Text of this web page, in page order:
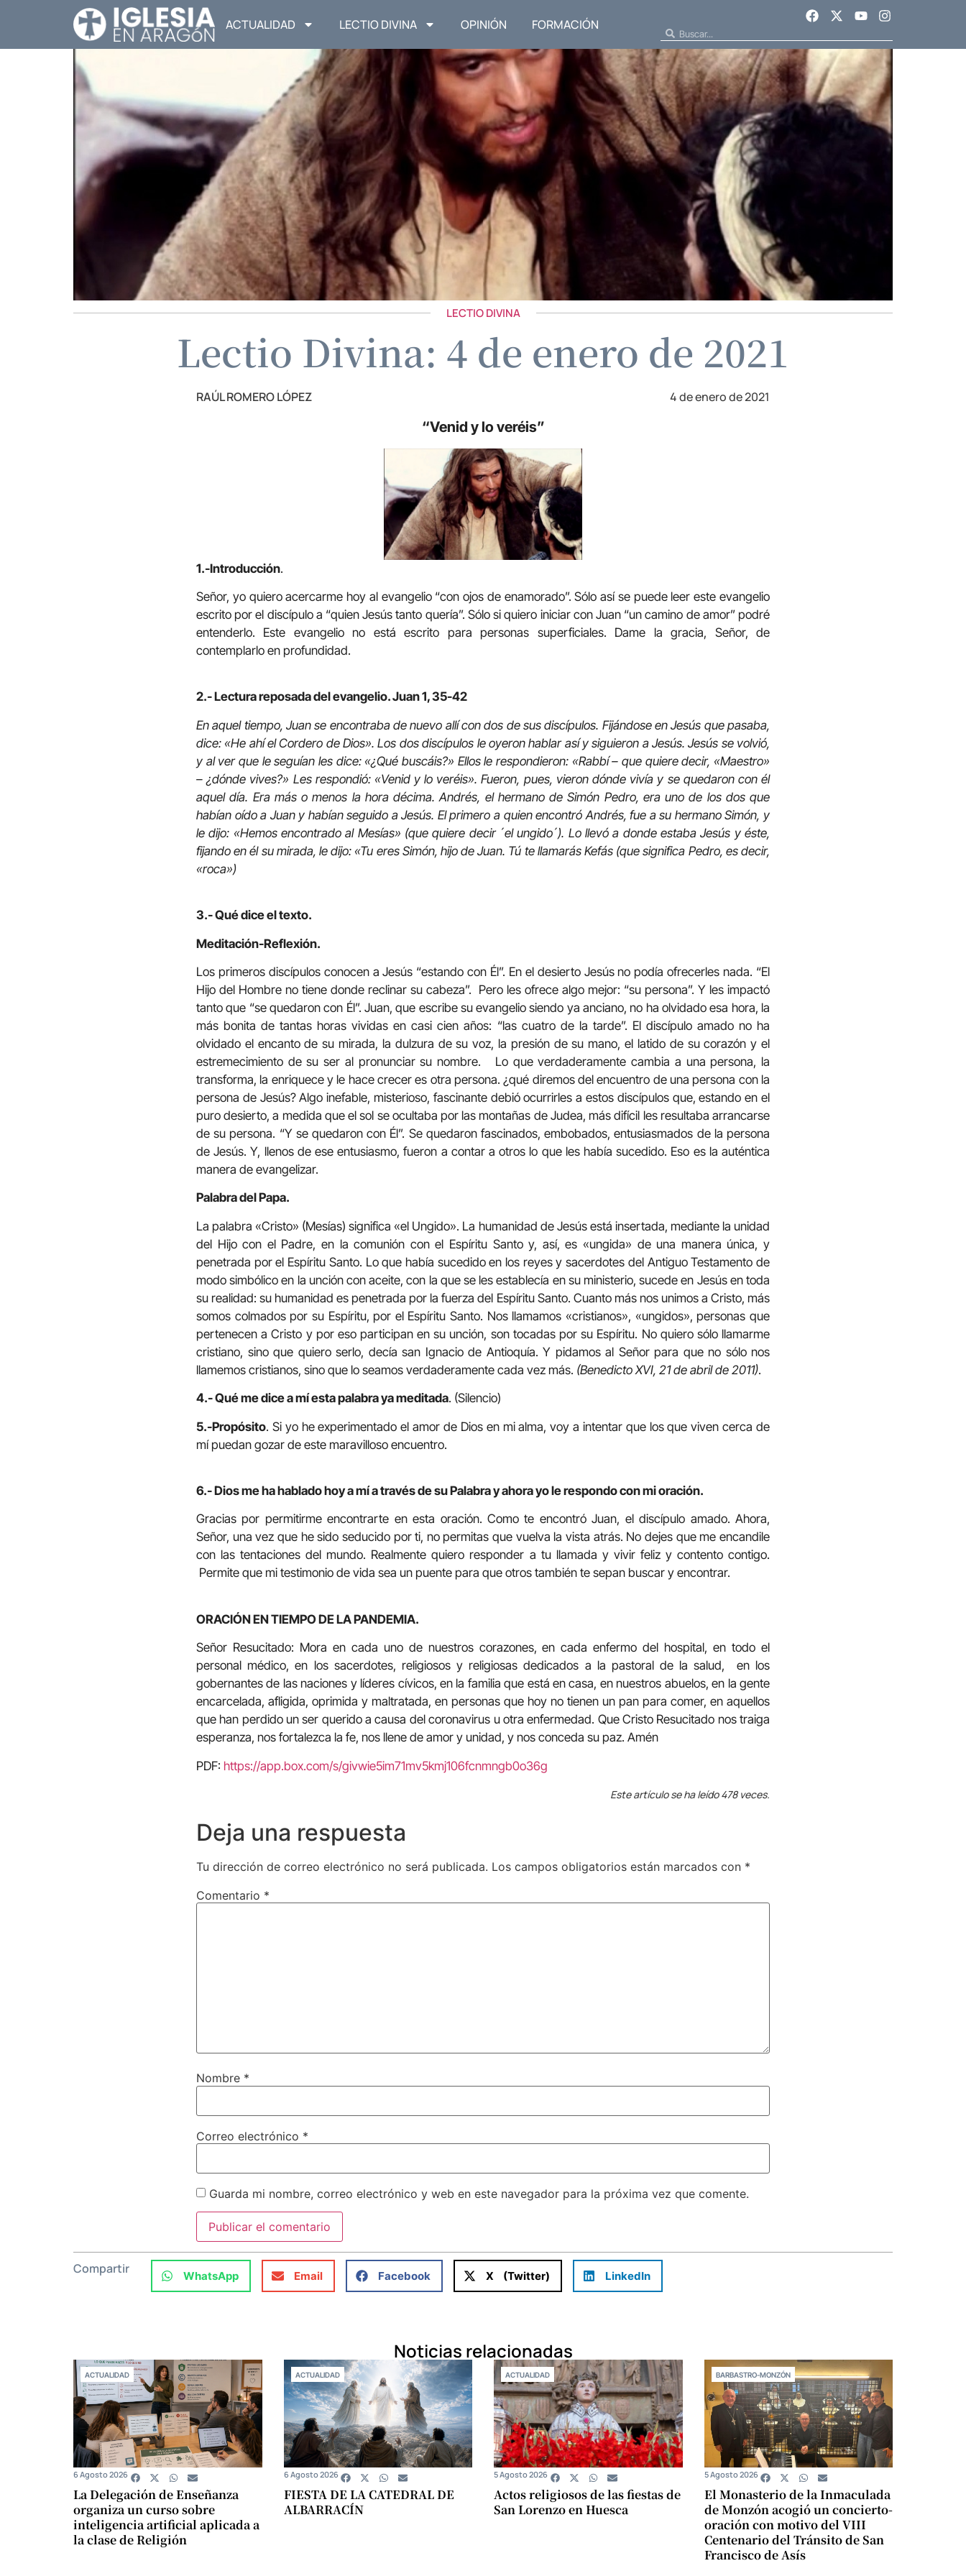
ACTUALIDAD LECTIO DIVINA OPINIÓN FORMACIÓN
LECTIO DIVINA
Lectio Divina: 4 de enero de 2021
RAÚL ROMERO LÓPEZ 4 de enero de 2021
“Venid y lo veréis”
1.-Introducción.
Señor, yo quiero acercarme hoy al evangelio “con ojos de enamorado”. Sólo así se puede leer este evangelio
escrito por el discípulo a “quien Jesús tanto quería”. Sólo si quiero iniciar con Juan “un camino de amor” podré
entenderlo. Este evangelio no está escrito para personas superficiales. Dame la gracia, Señor, de
contemplarlo en profundidad.
2.- Lectura reposada del evangelio. Juan 1, 35-42
En aquel tiempo, Juan se encontraba de nuevo allí con dos de sus discípulos. Fijándose en Jesús que pasaba,
dice: «He ahí el Cordero de Dios». Los dos discípulos le oyeron hablar así y siguieron a Jesús. Jesús se volvió,
y al ver que le seguían les dice: «¿Qué buscáis?» Ellos le respondieron: «Rabbí – que quiere decir, «Maestro»
– ¿dónde vives?» Les respondió: «Venid y lo veréis». Fueron, pues, vieron dónde vivía y se quedaron con él
aquel día. Era más o menos la hora décima. Andrés, el hermano de Simón Pedro, era uno de los dos que
habían oído a Juan y habían seguido a Jesús. El primero a quien encontró Andrés, fue a su hermano Simón, y
le dijo: «Hemos encontrado al Mesías» (que quiere decir ´el ungido´). Lo llevó a donde estaba Jesús y éste,
fijando en él su mirada, le dijo: «Tu eres Simón, hijo de Juan. Tú te llamarás Kefás (que significa Pedro, es decir,
«roca»)
3.- Qué dice el texto.
Meditación-Reflexión.
Los primeros discípulos conocen a Jesús “estando con Él”. En el desierto Jesús no podía ofrecerles nada. “El
Hijo del Hombre no tiene donde reclinar su cabeza”. Pero les ofrece algo mejor: “su persona”. Y les impactó
tanto que “se quedaron con Él”. Juan, que escribe su evangelio siendo ya anciano, no ha olvidado esa hora, la
más bonita de tantas horas vividas en casi cien años: “las cuatro de la tarde”. El discípulo amado no ha
olvidado el encanto de su mirada, la dulzura de su voz, la presión de su mano, el latido de su corazón y el
estremecimiento de su ser al pronunciar su nombre. Lo que verdaderamente cambia a una persona, la
transforma, la enriquece y le hace crecer es otra persona. ¿qué diremos del encuentro de una persona con la
persona de Jesús? Algo inefable, misterioso, fascinante debió ocurrirles a estos discípulos que, estando en el
puro desierto, a medida que el sol se ocultaba por las montañas de Judea, más difícil les resultaba arrancarse
de su persona. “Y se quedaron con Él”. Se quedaron fascinados, embobados, entusiasmados de la persona
de Jesús. Y, llenos de ese entusiasmo, fueron a contar a otros lo que les había sucedido. Eso es la auténtica
manera de evangelizar.
Palabra del Papa.
La palabra «Cristo» (Mesías) significa «el Ungido». La humanidad de Jesús está insertada, mediante la unidad
del Hijo con el Padre, en la comunión con el Espíritu Santo y, así, es «ungida» de una manera única, y
penetrada por el Espíritu Santo. Lo que había sucedido en los reyes y sacerdotes del Antiguo Testamento de
modo simbólico en la unción con aceite, con la que se les establecía en su ministerio, sucede en Jesús en toda
su realidad: su humanidad es penetrada por la fuerza del Espíritu Santo. Cuanto más nos unimos a Cristo, más
somos colmados por su Espíritu, por el Espíritu Santo. Nos llamamos «cristianos», «ungidos», personas que
pertenecen a Cristo y por eso participan en su unción, son tocadas por su Espíritu. No quiero sólo llamarme
cristiano, sino que quiero serlo, decía san Ignacio de Antioquía. Y pidamos al Señor para que no sólo nos
llamemos cristianos, sino que lo seamos verdaderamente cada vez más. (Benedicto XVI, 21 de abril de 2011).
4.- Qué me dice a mí esta palabra ya meditada. (Silencio)
5.-Propósito. Si yo he experimentado el amor de Dios en mi alma, voy a intentar que los que viven cerca de
mí puedan gozar de este maravilloso encuentro.
6.- Dios me ha hablado hoy a mí a través de su Palabra y ahora yo le respondo con mi oración.
Gracias por permitirme encontrarte en esta oración. Como te encontró Juan, el discípulo amado. Ahora,
Señor, una vez que he sido seducido por ti, no permitas que vuelva la vista atrás. No dejes que me encandile
con las tentaciones del mundo. Realmente quiero responder a tu llamada y vivir feliz y contento contigo.
Permite que mi testimonio de vida sea un puente para que otros también te sepan buscar y encontrar.
ORACIÓN EN TIEMPO DE LA PANDEMIA.
Señor Resucitado: Mora en cada uno de nuestros corazones, en cada enfermo del hospital, en todo el
personal médico, en los sacerdotes, religiosos y religiosas dedicados a la pastoral de la salud, en los
gobernantes de las naciones y líderes cívicos, en la familia que está en casa, en nuestros abuelos, en la gente
encarcelada, afligida, oprimida y maltratada, en personas que hoy no tienen un pan para comer, en aquellos
que han perdido un ser querido a causa del coronavirus u otra enfermedad. Que Cristo Resucitado nos traiga
esperanza, nos fortalezca la fe, nos llene de amor y unidad, y nos conceda su paz. Amén
PDF: https://app.box.com/s/givwie5im71mv5kmj106fcnmngb0o36g
Este artículo se ha leído 478 veces.
Deja una respuesta
Tu dirección de correo electrónico no será publicada. Los campos obligatorios están marcados con *
Comentario *
Nombre *
Correo electrónico *
Guarda mi nombre, correo electrónico y web en este navegador para la próxima vez que comente.
Compartir WhatsApp Email Facebook X (Twitter) LinkedIn
Noticias relacionadas
ACTUALIDAD
La Delegación de Enseñanza
organiza un curso sobre
inteligencia artificial aplicada a
la clase de Religión
6 Agosto 2026
ACTUALIDAD
FIESTA DE LA CATEDRAL DE
ALBARRACÍN
6 Agosto 2026
ACTUALIDAD
Actos religiosos de las fiestas de
San Lorenzo en Huesca
5 Agosto 2026
BARBASTRO-MONZÓN
El Monasterio de la Inmaculada
de Monzón acogió un concierto-
oración con motivo del VIII
Centenario del Tránsito de San
Francisco de Asís
5 Agosto 2026